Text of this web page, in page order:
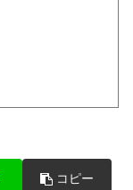
コピー